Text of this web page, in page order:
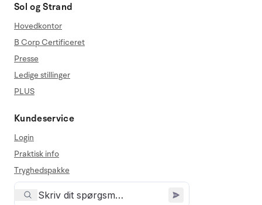
Sol og Strand
Hovedkontor
B Corp Certificeret
Presse
Ledige stillinger
PLUS
Kundeservice
Login
Praktisk info
Tryghedspakke